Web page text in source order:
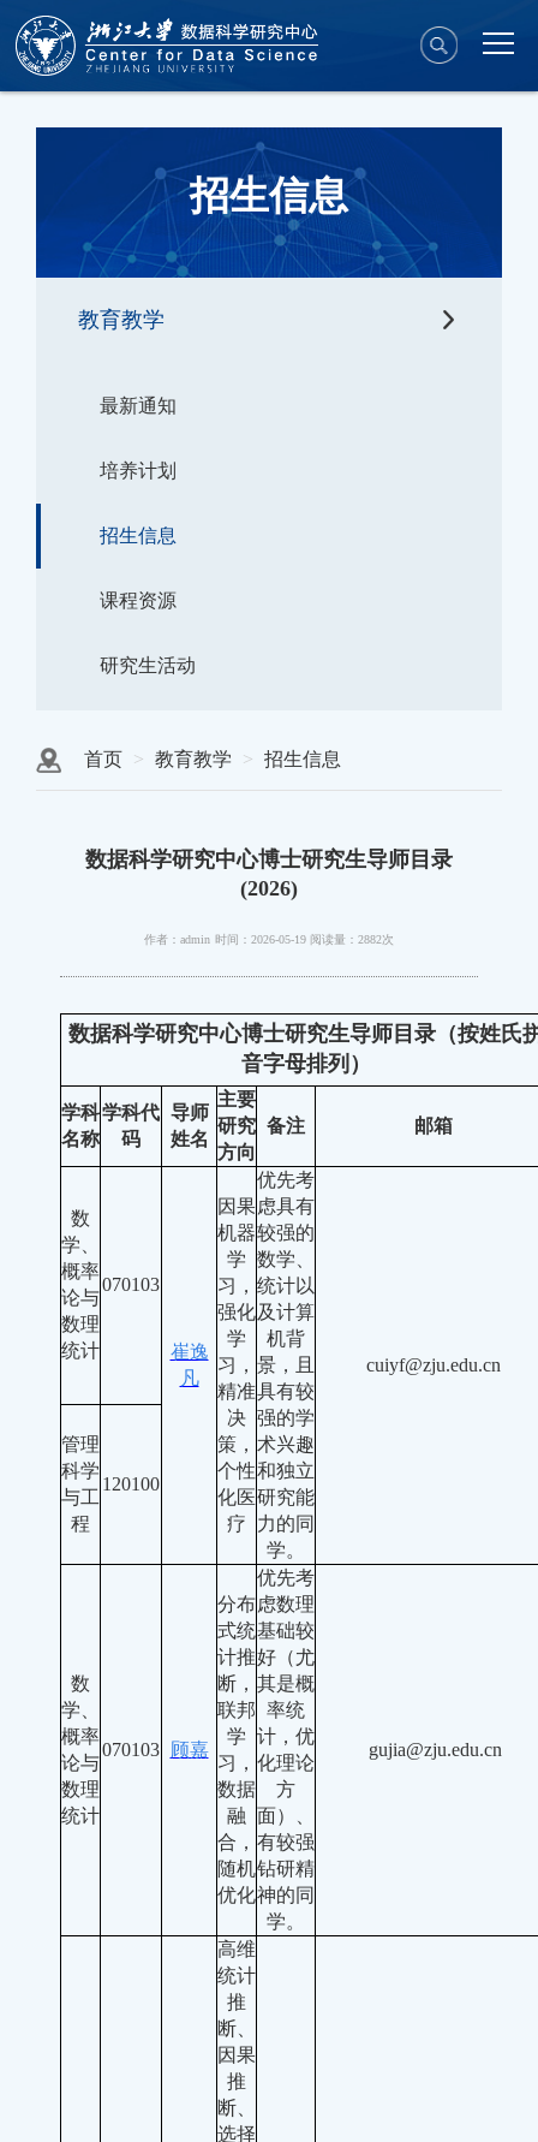
招生信息
教育教学
最新通知
培养计划
招生信息
课程资源
研究生活动
首页 教育教学 招生信息
数据科学研究中心博士研究生导师目录
(2026)
作者：admin 时间：2026-05-19 阅读量：2882次
数据科学研究中心博士研究生导师目录（按姓氏
音字母排列）
学科
名称
学科代
码
导师
姓名
主要
研究
方向
备注 邮箱
数
学、
概率
论与
数理
统计
070103
崔逸
凡
因果
机器
学
习，
强化
学
习，
精准
决
策，
个性
化医
疗
优先考
虑具有
较强的
数学、
统计以
及计算
机背
景，且
具有较
强的学
术兴趣
和独立
研究能
力的同
学。
cuiyf@zju.edu.cn
管理
科学
与工
程
120100
数
学、
概率
论与
数理
统计
070103 顾嘉
分布
式统
计推
断，
联邦
学
习，
数据
融
合，
随机
优化
优先考
虑数理
基础较
好（尤
其是概
率统
计，优
化理论
方
面）、
有较强
钻研精
神的同
学。
gujia@zju.edu.cn
高维
统计
推
断、
因果
推
断、
选择